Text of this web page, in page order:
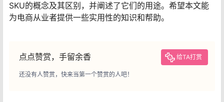
SKU的概念及其区别，并阐述了它们的用途。希望本文能
为电商从业者提供一些实用性的知识和帮助。
点点赞赏，手留余香 给TA打赏
还没有人赞赏，快来当第一个赞赏的人吧！